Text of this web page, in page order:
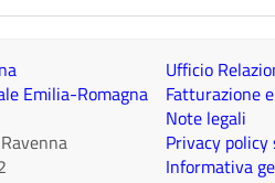
Emilia-Romagna
Ravenna
Ufficio
Fatturazione
Note legali
Privacy
Informativa